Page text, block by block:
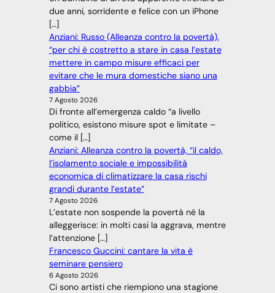
due anni, sorridente e felice con un iPhone
[…]
Anziani: Russo (Alleanza contro la povertà),
“per chi è costretto a stare in casa l’estate
mettere in campo misure efficaci per
evitare che le mura domestiche siano una
gabbia”
7 Agosto 2026
Di fronte all’emergenza caldo “a livello
politico, esistono misure spot e limitate –
come il […]
Anziani: Alleanza contro la povertà, “il caldo,
l’isolamento sociale e impossibilità
economica di climatizzare la casa rischi
grandi durante l’estate”
7 Agosto 2026
L’estate non sospende la povertà né la
alleggerisce: in molti casi la aggrava, mentre
l’attenzione […]
Francesco Guccini: cantare la vita è
seminare pensiero
6 Agosto 2026
Ci sono artisti che riempiono una stagione